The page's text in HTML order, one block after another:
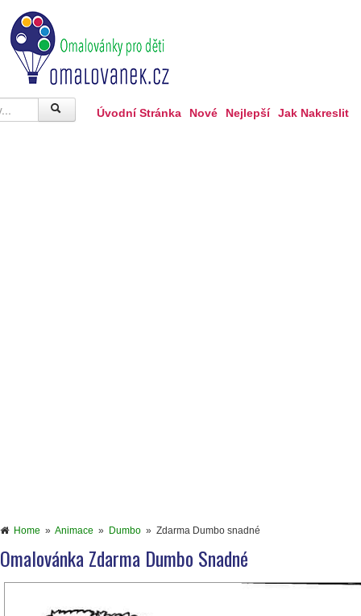
Úvodní Stránka Nové Nejlepší Jak Nakreslit
Home » Animace » Dumbo » Zdarma Dumbo snadné
Omalovánka Zdarma Dumbo Snadné